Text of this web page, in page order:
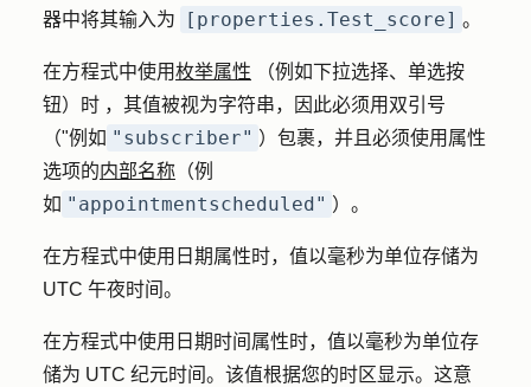
器中将其输入为
[properties.Test_score] 。
在方程式中使用枚举属性 （例如下拉选择、单选按
钮）
时 ，其值被视为字符串，因此必须用双引号
（"例如 "subscriber" ）包裹，并且必须使用 属性
选项的内部名称 （例
如 "appointmentscheduled" ）。
在方程式中使用日期属性时，值以毫秒为单位存储为
UTC 午夜时间。
在方程式中使用日期时间属性时，值以毫秒为单位存
储为 UTC 纪元时间。该值根据您的时区显示。这意